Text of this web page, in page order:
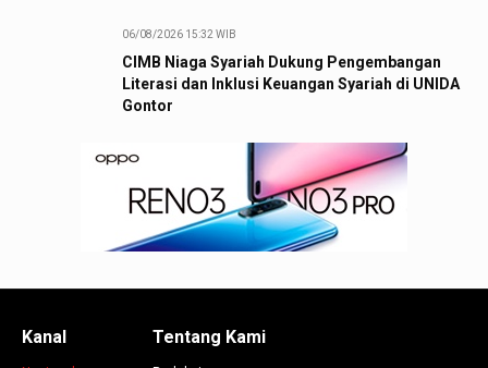
06/08/2026 15:32 WIB
CIMB Niaga Syariah Dukung Pengembangan
Literasi dan Inklusi Keuangan Syariah di UNIDA
Gontor
Kanal Tentang Kami